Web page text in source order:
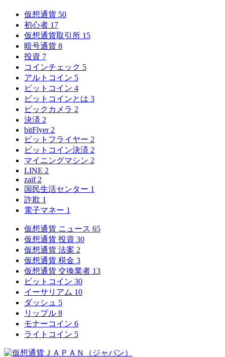
仮想通貨 50
初心者 17
仮想通貨取引所 15
暗号通貨 8
投資 7
コインチェック 5
アルトコイン 5
ビットコイン 4
ビットコインとは 3
ビックカメラ 2
決済 2
bitFlyer 2
ビットフライヤー 2
ビットコイン決済 2
マイニングマシン 2
LINE 2
zaif 2
国民生活センター 1
詐欺 1
電子マネー 1
仮想通貨 ニュース 65
仮想通貨 投資 30
仮想通貨 法案 2
仮想通貨 税金 3
仮想通貨 交換業者 13
ビットコイン 30
イーサリアム 10
ダッシュ 5
リップル 8
モナーコイン 6
ライトコイン 5